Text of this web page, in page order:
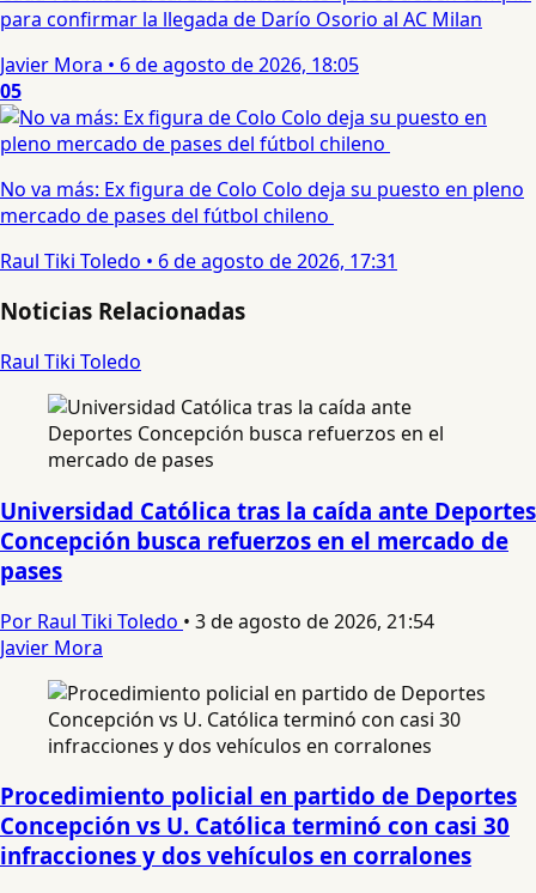
para confirmar la llegada de Darío Osorio al AC Milan
Javier Mora • 6 de agosto de 2026, 18:05
05
No va más: Ex figura de Colo Colo deja su puesto en pleno
mercado de pases del fútbol chileno
Raul Tiki Toledo • 6 de agosto de 2026, 17:31
Noticias Relacionadas
Raul Tiki Toledo
Universidad Católica tras la caída ante Deportes
Concepción busca refuerzos en el mercado de
pases
Por Raul Tiki Toledo • 3 de agosto de 2026, 21:54
Javier Mora
Procedimiento policial en partido de Deportes
Concepción vs U. Católica terminó con casi 30
infracciones y dos vehículos en corralones